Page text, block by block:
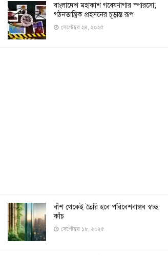
বাংলাদেশ মহাকাশ গবেষণাগার স্পারসো;
গঠনতান্ত্রিক প্রহসনের চূড়ান্ত রূপ
সেপ্টেম্বর ২৪, ২০২৫
বাঁশ থেকেই তৈরি হবে পরিবেশবান্ধব স্বচ্ছ
কাঁচ
সেপ্টেম্বর ১৮, ২০২৫